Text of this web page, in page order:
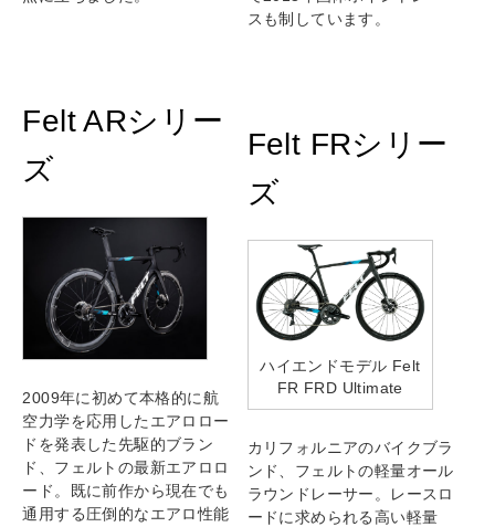
Felt ARシリー
ズ
2009年に初めて本格的に航
空力学を応用したエアロロー
ドを発表した先駆的ブラン
ド、フェルトの最新エアロロ
ード。既に前作から現在でも
通用する圧倒的なエアロ性能
スも制しています。
Felt FRシリー
ズ
ハイエンドモデル Felt
FR FRD Ultimate
カリフォルニアのバイクブラ
ンド、フェルトの軽量オール
ラウンドレーサー。レースロ
ードに求められる高い軽量